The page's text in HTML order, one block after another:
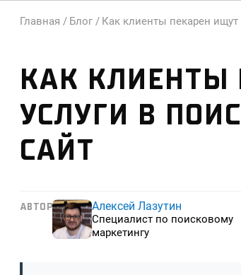
Главная / Блог / Как клиенты пекарен ищут
КАК КЛИЕНТЫ
УСЛУГИ В
САЙТ
АВТОР Алексей Лазутин
Специалист по поисковому
маркетингу